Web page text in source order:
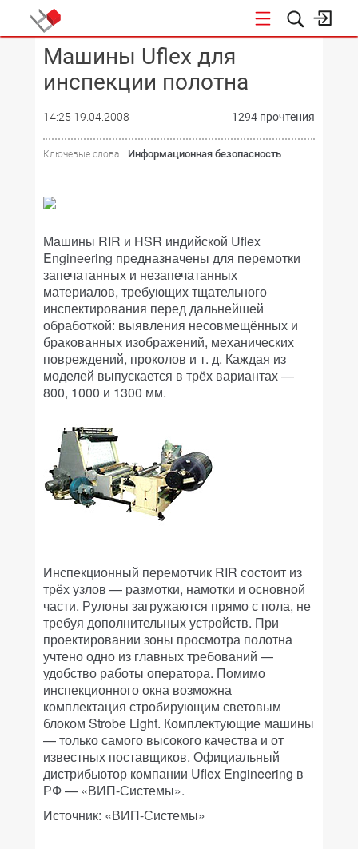
КОНФЕРЕНЦИИ
Машины Uflex для
инспекции полотна
14:25 19.04.2008 1294 прочтения
Ключевые слова : Информационная безопасность
Машины RIR и HSR индийской Uflex
Engineering предназначены для перемотки
запечатанных и незапечатанных
материалов, требующих тщательного
инспектирования перед дальнейшей
обработкой: выявления несовмещённых и
бракованных изображений, механических
повреждений, проколов и т. д. Каждая из
моделей выпускается в трёх вариантах —
800, 1000 и 1300 мм.
Инспекционный перемотчик RIR состоит из
трёх узлов — размотки, намотки и основной
части. Рулоны загружаются прямо с пола, не
требуя дополнительных устройств. При
проектировании зоны просмотра полотна
учтено одно из главных требований —
удобство работы оператора. Помимо
инспекционного окна возможна
комплектация стробирующим световым
блоком Strobe Light. Комплектующие машины
— только самого высокого качества и от
известных поставщиков. Официальный
дистрибьютор компании Uflex Engineering в
РФ — «ВИП-Системы».
Источник: «ВИП-Системы»